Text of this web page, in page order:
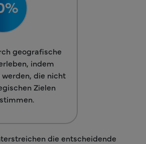
geografische
indem
die nicht
Zielen
die entscheidende